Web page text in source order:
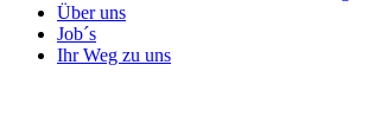
Über uns
Job´s
Ihr Weg zu uns